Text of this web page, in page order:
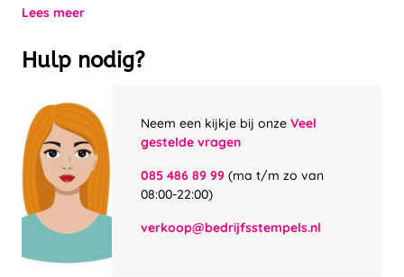
Lees meer
Hulp nodig?
Neem een kijkje bij onze Veel
gestelde vragen
085 486 89 99 (ma t/m zo van
08:00-22:00)
verkoop@bedrijfsstempels.nl